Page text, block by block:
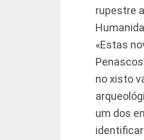
rupestre
«Estas
no xisto
um dos